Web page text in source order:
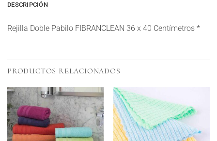
DESCRIPCIÓN
Rejilla Doble Pabilo FIBRANCLEAN 36 x 40 Centímetros *
PRODUCTOS RELACIONADOS